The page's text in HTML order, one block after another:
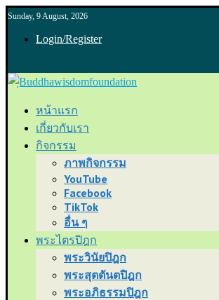
Sunday, 9 August, 2026
Login/Register
หน้าแรก
เกี่ยวกับเรา
กิจกรรม
ภาพกิจกรรม
YouTube
Facebook
TikTok
อื่น ๆ
พระไตรปิฎก
พระวินัยปิฎก
พระสุตตันตปิฎก
พระอภิธรรมปิฎก